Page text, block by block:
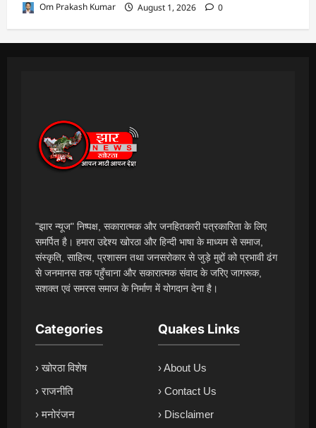
Om Prakash Kumar August 1, 2026 0
"झार न्यूज" निष्पक्ष, सकारात्मक और जनहितकारी पत्रकारिता के लिए
समर्पित है। हमारा उद्देश्य खोरठा और हिन्दी भाषा के माध्यम से समाज,
संस्कृति, साहित्य, प्रशासन तथा जनसरोकार से जुड़े मुद्दों को प्रभावी ढंग
से जनमानस तक पहुँचाना और सकारात्मक संवाद के जरिए जागरूक,
सशक्त एवं समरस समाज के निर्माण में योगदान देना है।
Categories
› खोरठा विशेष
› राजनीति
› मनोरंजन
Quakes Links
› About Us
› Contact Us
› Disclaimer